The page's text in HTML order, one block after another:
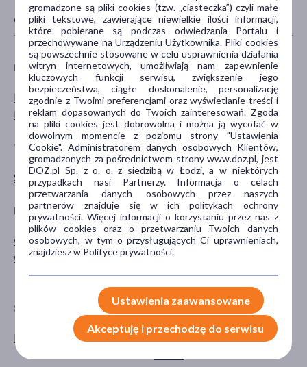
CECHY PRODUKTU
PŁEĆ
Mężczyzna
Kobieta
WIEK
dla dorosłych
TYP PRODUKTU
Suplement diety
POSTAĆ
krople
DZIAŁANIE/WŁAŚCIWOŚCI
wspomagające
wzmacniające
GŁÓWNY SKŁADNIK
mięta
orzech włoski
tymianek
SPECYFIKA
Dla wegan
PORA STOSOWANIA
gromadzone są pliki cookies (tzw. „ciasteczka”) czyli małe
pliki tekstowe, zawierające niewielkie ilości informacji,
które pobierane są podczas odwiedzania Portalu i
przechowywane na Urządzeniu Użytkownika. Pliki cookies
są powszechnie stosowane w celu usprawnienia działania
witryn internetowych, umożliwiają nam zapewnienie
kluczowych funkcji serwisu, zwiększenie jego
bezpieczeństwa, ciągłe doskonalenie, personalizację
zgodnie z Twoimi preferencjami oraz wyświetlanie treści i
reklam dopasowanych do Twoich zainteresowań. Zgoda
na pliki cookies jest dobrowolna i można ją wycofać w
dowolnym momencie z poziomu strony "Ustawienia
Cookie". Administratorem danych osobowych Klientów,
gromadzonych za pośrednictwem strony www.doz.pl, jest
DOZ.pl Sp. z o. o. z siedzibą w Łodzi, a w niektórych
przypadkach nasi Partnerzy. Informacja o celach
przetwarzania danych osobowych przez naszych
partnerów znajduje się w ich politykach ochrony
prywatności. Więcej informacji o korzystaniu przez nas z
plików cookies oraz o przetwarzaniu Twoich danych
osobowych, w tym o przysługujących Ci uprawnieniach,
znajdziesz w Polityce prywatności.
Ustawienia zaawansowane
Akceptuję i przechodzę do serwisu